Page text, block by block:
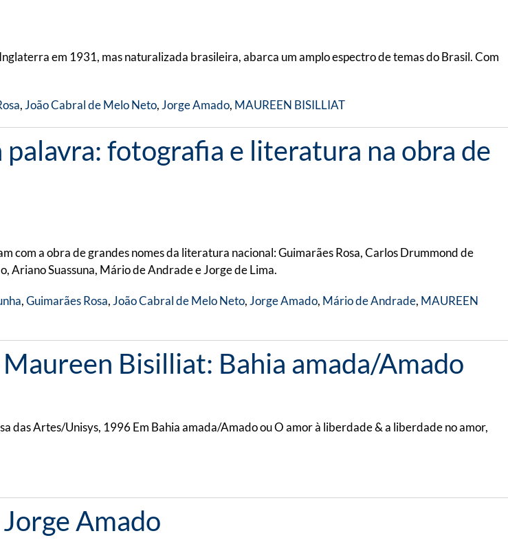
em 1931, mas naturalizada brasileira, abarca um amplo espectro de temas do Brasil. Com
, João Cabral de Melo Neto, Jorge Amado, MAUREEN BISILLIAT
palavra: fotografia e literatura na obra de
com a obra de grandes nomes da literatura nacional: Guimarães Rosa, Carlos Drummond de
Ariano Suassuna, Mário de Andrade e Jorge de Lima.
,Guimarães Rosa, João Cabral de Melo Neto, Jorge Amado, Mário de Andrade, MAUREEN
Bisilliat: Bahia amada/Amado
das Artes/Unisys, 1996 Em Bahia amada/Amado ou O amor à liberdade & a liberdade no amor,
Amado